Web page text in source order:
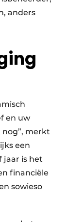
anders
en uw
merkt
een
jaar is het
financiële
sowieso